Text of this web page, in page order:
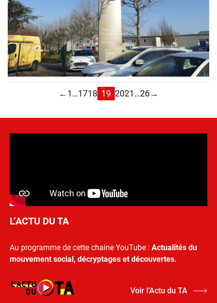
←1…1718 19 2021…26→
L’ACTU DU TA
Au programme de cette chaine YouTube : Actualités du
mouvement social, décryptages et découvertes.
Voir l’Actu du TA